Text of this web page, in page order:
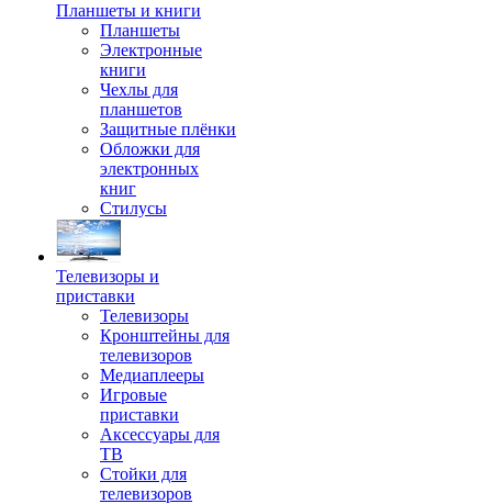
Планшеты и книги
Планшеты
Электронные
книги
Чехлы для
планшетов
Защитные плёнки
Обложки для
электронных
книг
Стилусы
Телевизоры и
приставки
Телевизоры
Кронштейны для
телевизоров
Медиаплееры
Игровые
приставки
Аксессуары для
ТВ
Стойки для
телевизоров